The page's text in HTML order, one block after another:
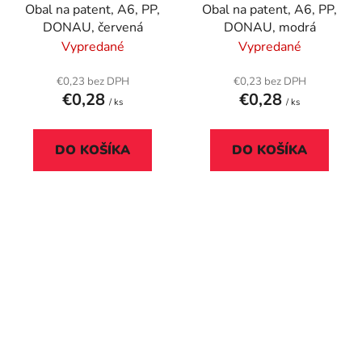
Obal na patent, A6, PP,
DONAU, červená
Vypredané
€0,23 bez DPH
€0,28 / ks
DO KOŠÍKA
Obal na patent, A6, PP,
DONAU, modrá
Vypredané
€0,23 bez DPH
€0,28 / ks
DO KOŠÍKA